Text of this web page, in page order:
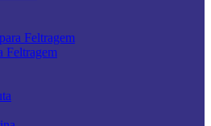
Feltragem
Feltragem